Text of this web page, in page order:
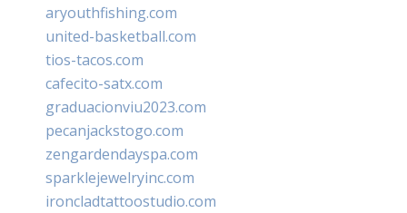
aryouthfishing.com
united-basketball.com
tios-tacos.com
cafecito-satx.com
graduacionviu2023.com
pecanjackstogo.com
zengardendayspa.com
sparklejewelryinc.com
ironcladtattoostudio.com